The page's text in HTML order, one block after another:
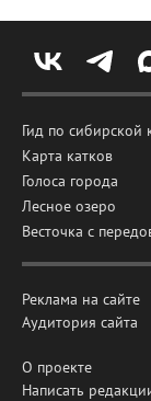
Гид по сибирской
Карта катков
Голоса города
Лесное озеро
Весточка с
Реклама на сайте
Аудитория сайта
О проекте
Написать